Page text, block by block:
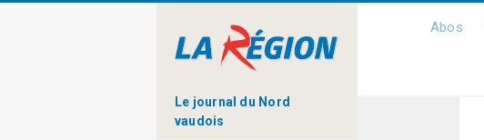
Le journal du Nord
vaudois
Abos